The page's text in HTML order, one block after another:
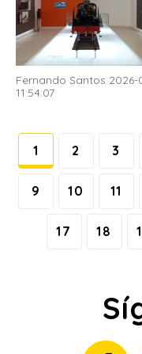
Fernando Santos 2026-
11:54:07
1 2 3
9 10 11
17 18